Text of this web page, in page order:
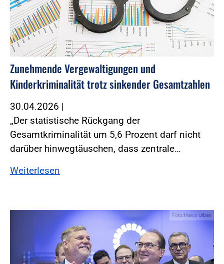
Zunehmende Vergewaltigungen und
Kinderkriminalität trotz sinkender Gesamtzahlen
30.04.2026 |
„Der statistische Rückgang der
Gesamtkriminalität um 5,6 Prozent darf nicht
darüber hinwegtäuschen, dass zentrale…
Weiterlesen
Foto:Marco Urban